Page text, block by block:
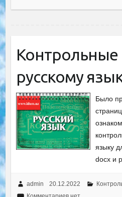
Контрольные
русскому
Было
языку
docx и
admin 20.12.2022